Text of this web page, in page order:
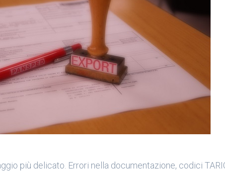
più delicato. Errori nella documentazione, codici